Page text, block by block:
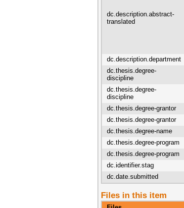
dc.description.abstract-
translated
dc.description.department
dc.thesis.degree-
discipline
dc.thesis.degree-
discipline
dc.thesis.degree-grantor
dc.thesis.degree-grantor
dc.thesis.degree-name
dc.thesis.degree-program
dc.thesis.degree-program
dc.identifier.stag
dc.date.submitted
Files in this item